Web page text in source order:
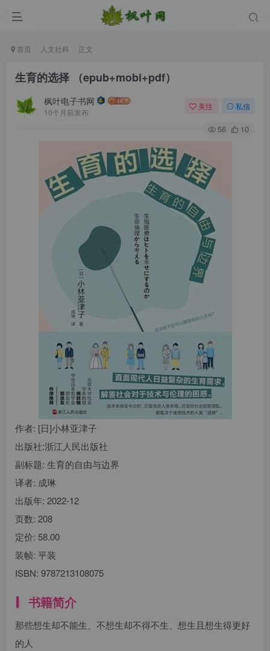
首页 人文社科 正文
生育的选择 （epub+mobi+pdf）
枫叶电子书网
10个月前发布
关注 私信
56 10
作者: [日]小林亚津子
出版社:浙江人民出版社
副标题: 生育的自由与边界
译者: 成琳
出版年: 2022-12
页数: 208
定价: 58.00
装帧: 平装
ISBN: 9787213108075
书籍简介
那些想生却不能生、不想生却不得不生、想生且想生得更好
的人
登录
没有账号？立即注册
用户名/手机号/邮箱
登录密码
记住登录 免密登录
登录
社交账号登录